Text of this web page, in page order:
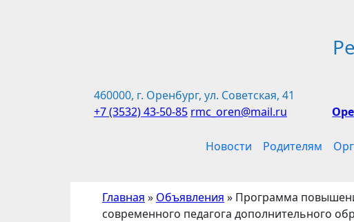
460000, г. Оренбург, ул. Советская, 41
+7 (3532) 43-50-85 rmc_oren@mail.ru
Новости Родителям
Главная » Объявления » Программа
современного педагога дополнительного